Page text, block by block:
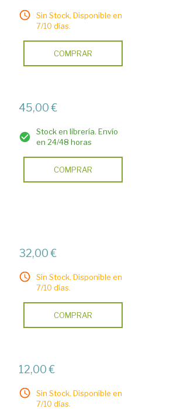
Sin Stock. Disponible en
7/10 días.
COMPRAR
45,00 €
Stock en librería. Envío
en 24/48 horas
COMPRAR
32,00 €
Sin Stock. Disponible en
7/10 días.
COMPRAR
12,00 €
Sin Stock. Disponible en
7/10 días.